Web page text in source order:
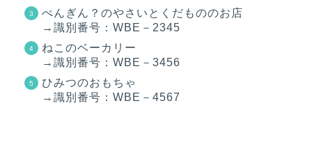
ぺんぎん？のやさいとくだもののお店
→識別番号：WBE－2345
ねこのベーカリー
→識別番号：WBE－3456
ひみつのおもちゃ
→識別番号：WBE－4567